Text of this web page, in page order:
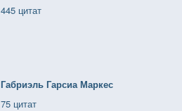
445 цитат
Габриэль Гарсиа Маркес
75 цитат